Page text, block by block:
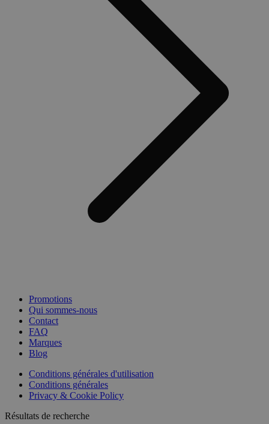
Promotions
Qui sommes-nous
Contact
FAQ
Marques
Blog
Conditions générales d'utilisation
Conditions générales
Privacy & Cookie Policy
Résultats de recherche